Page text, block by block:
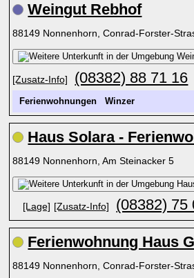
Weingut Rebhof
88149 Nonnenhorn, Conrad-Forster-
[Zusatz-Info] (08382) 88 71 16
Ferienwohnungen Winzer
Haus Solara -
88149 Nonnenhorn, Am Steinacker 5
[Lage] [Zusatz-Info] (08382) 75
Ferienwohnung Haus
88149 Nonnenhorn, Conrad-Forster-